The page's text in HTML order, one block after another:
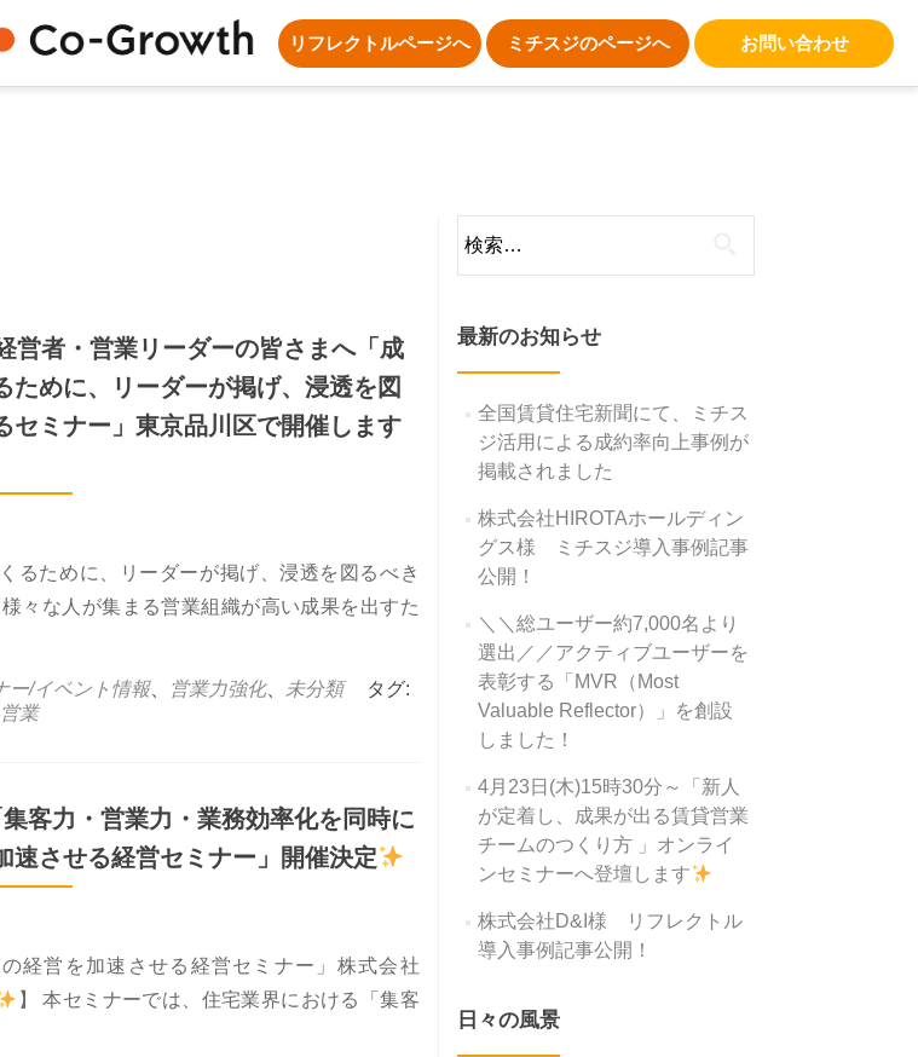
リフレクトルページへ ミチスジのページへ お問い合わせ
営者・営業リーダーの皆さまへ「成
ために、リーダーが掲げ、浸透を図
セミナー」東京品川区で開催します
るために、リーダーが掲げ、浸透を図るべき
様々な人が集まる営業組織が高い成果を出すた
・営業リーダーの皆さまへ「成果の出る営業組織をつくるために、リーダーが掲げ、浸透を図るべ
ー/イベント情報、 営業力強化、 未分類
タグ:
営業
客力・営業力・業務効率化を同時に
速させる経営セミナー」開催決定
経営を加速させる経営セミナー」株式会社
】 本セミナーでは、住宅業界における「集客
・業務効率化を同時に強化！住宅業界の経営を加速させる経営セミナー」開催決定
索:
最新のお知らせ
全国賃貸住宅新聞にて、ミチス
ジ活用による成約率向上事例が
掲載されました
株式会社HIROTAホールディン
グス様 ミチスジ導入事例記事
公開！
＼＼総ユーザー約7,000名より
選出／／アクティブユーザーを
表彰する「MVR（Most
Valuable Reflector）」を創設
しました！
4月23日(木)15時30分～「新人
が定着し、成果が出る賃貸営業
チームのつくり方 」オンライ
ンセミナーへ登壇します
株式会社D&I様 リフレクトル
導入事例記事公開！
日々の風景